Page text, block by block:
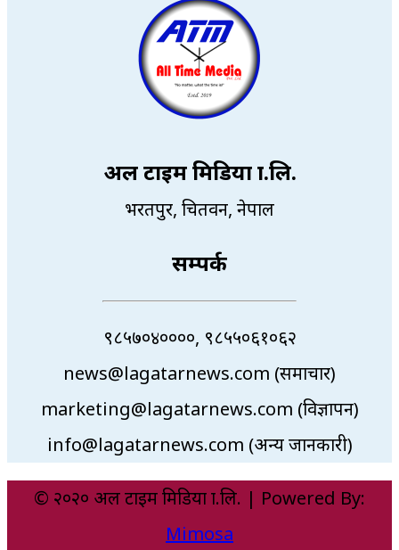
अल टाइम मिडिया प्रा.लि.
भरतपुर, चितवन, नेपाल
सम्पर्क
९८५७०४००००, ९८५५०६१०६२
news@lagatarnews.com (समाचार)
marketing@lagatarnews.com (विज्ञापन)
info@lagatarnews.com (अन्य जानकारी)
© २०२० अल टाइम मिडिया प्रा.लि. | Powered By:
Mimosa